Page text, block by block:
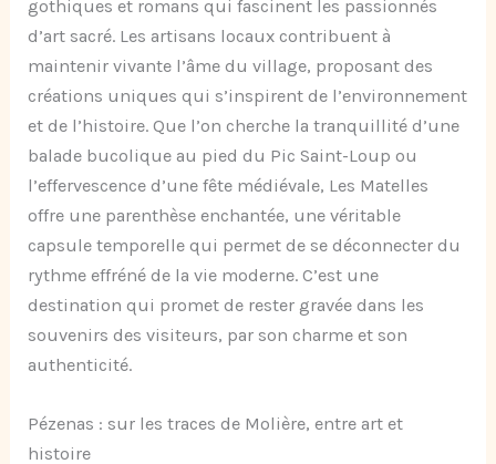
gothiques et romans qui fascinent les passionnés
d’art sacré. Les artisans locaux contribuent à
maintenir vivante l’âme du village, proposant des
créations uniques qui s’inspirent de l’environnement
et de l’histoire. Que l’on cherche la tranquillité d’une
balade bucolique au pied du Pic Saint-Loup ou
l’effervescence d’une fête médiévale, Les Matelles
offre une parenthèse enchantée, une véritable
capsule temporelle qui permet de se déconnecter du
rythme effréné de la vie moderne. C’est une
destination qui promet de rester gravée dans les
souvenirs des visiteurs, par son charme et son
authenticité.
Pézenas : sur les traces de Molière, entre art et
histoire